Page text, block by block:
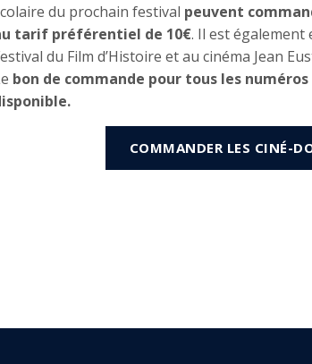
du prochain festival peuvent
tarif préférentiel de 10€. Il est également
du Film d’Histoire et au cinéma Jean
bon de commande pour tous les
COMMANDER LES CINÉ-